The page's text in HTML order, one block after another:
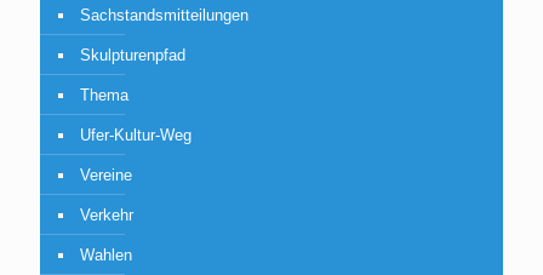
Sachstandsmitteilungen
Skulpturenpfad
Thema
Ufer-Kultur-Weg
Vereine
Verkehr
Wahlen